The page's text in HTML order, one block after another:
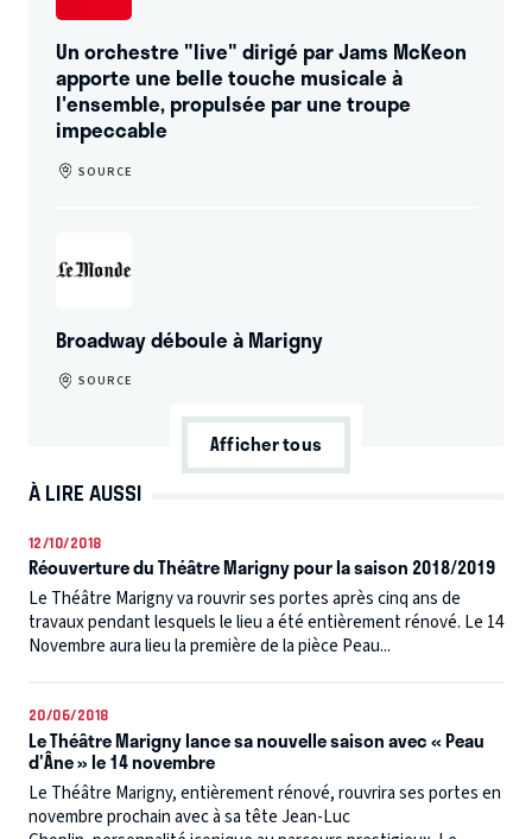
Un orchestre "live" dirigé par Jams McKeon
apporte une belle touche musicale à
l'ensemble, propulsée par une troupe
impeccable
SOURCE
Broadway déboule à Marigny
SOURCE
Afficher tous
À LIRE AUSSI
12/10/2018
Réouverture du Théâtre Marigny pour la saison 2018/2019
Le Théâtre Marigny va rouvrir ses portes après cinq ans de
travaux pendant lesquels le lieu a été entièrement rénové. Le 14
Novembre aura lieu la première de la pièce Peau...
20/06/2018
Le Théâtre Marigny lance sa nouvelle saison avec « Peau
d'Âne » le 14 novembre
Le Théâtre Marigny, entièrement rénové, rouvrira ses portes en
novembre prochain avec à sa tête Jean-Luc